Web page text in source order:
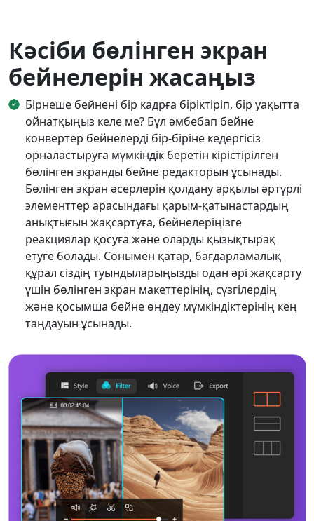
Кәсіби бөлінген экран
бейнелерін жасаңыз
Бірнеше бейнені бір кадрға біріктіріп, бір уақытта
ойнатқыңыз келе ме? Бұл әмбебап бейне
конвертер бейнелерді бір-біріне кедергісіз
орналастыруға мүмкіндік беретін кірістірілген
бөлінген экранды бейне редакторын ұсынады.
Бөлінген экран әсерлерін қолдану арқылы әртүрлі
элементтер арасындағы қарым-қатынастардың
анықтығын жақсартуға, бейнелеріңізге
реакциялар қосуға және оларды қызықтырақ
етуге болады. Сонымен қатар, бағдарламалық
құрал сіздің туындыларыңызды одан әрі жақсарту
үшін бөлінген экран макеттерінің, сүзгілердің
және қосымша бейне өңдеу мүмкіндіктерінің кең
таңдауын ұсынады.